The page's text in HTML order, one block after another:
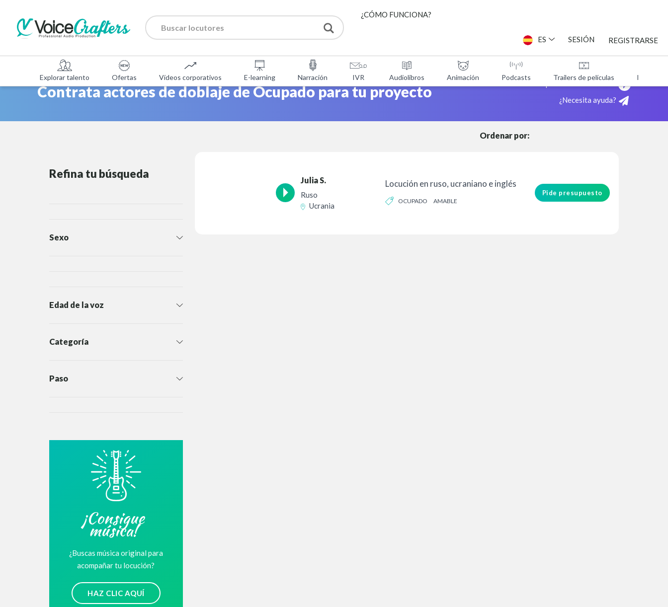
¿CÓMO FUNCIONA?
HERRAMIENTAS GRATUITAS
ES SESIÓN REGISTRARSE
Explorar talento Ofertas Vídeos corporativos E-learning Narración IVR Audiolibros Animación Podcasts Trailers de películas
Contrata actores de doblaje de Ocupado para tu proyecto
¡Mira cómo funciona!
¿Necesita ayuda?
Ordenar por:
Refina tu búsqueda
Sexo
Edad de la voz
Categoría
Paso
¡Consigue
música!
¿Buscas música original para
acompañar tu locución?
HAZ CLIC AQUÍ
Julia S.
Ruso
Ucrania
Locución en ruso, ucraniano e inglés
OCUPADO AMABLE
Pide presupuesto